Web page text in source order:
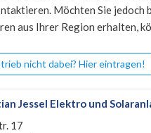
Möchten Sie jedoch
aus Ihrer Region erhalten,
nicht dabei? Hier eintragen!
Jessel Elektro und
17